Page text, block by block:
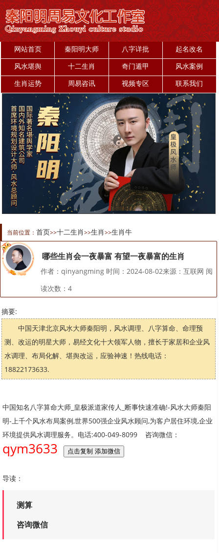
网站首页 秦阳明大师 八字详批
起名改名
风水堪舆
十二生肖 奇门遁甲
风水案例
生肖运势
周易咨讯 视频专区 联系我们
当前位置： 首页>>十二生肖>>生肖>>生肖牛
哪些生肖会一夜暴富 有望一夜暴富的生肖
作者：qinyangming 时间：2024-08-02来源：互联网 阅
读次数： 4
摘要:
中国天津北京风水大师秦阳明，风水调理、八字算命、命理预
测、改运的明星大师，易经文化十大领军人物，擅长于家居和企业风
水调理、布局化解、堪舆改运，应验神速！热线电话：
18822173633.
中国知名八字算命大师_皇极派道家传人_断事快速准确!-风水大师秦阳
明-上千个风水布局案例,世界500强企业风水顾问,为客户居住环境,企业
环境提供风水调理服务。电话:400-049-8099 咨询微信：
qym3633 点击复制 添加微信
导读：
测算
咨询微信